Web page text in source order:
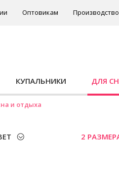
Оптовикам Производство
КУПАЛЬНИКИ ДЛЯ
и отдыха
2